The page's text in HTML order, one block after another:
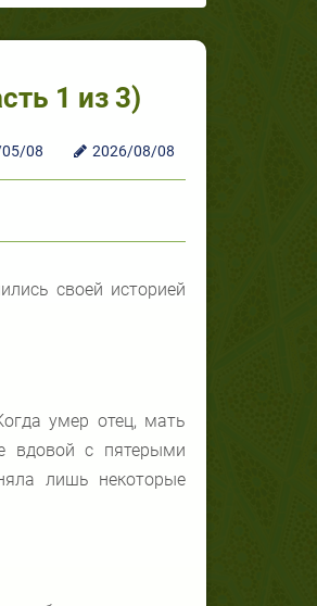
1 из 3)
08 2026/08/08
своей историей
умер отец, мать
вдовой с пятерыми
лишь некоторые